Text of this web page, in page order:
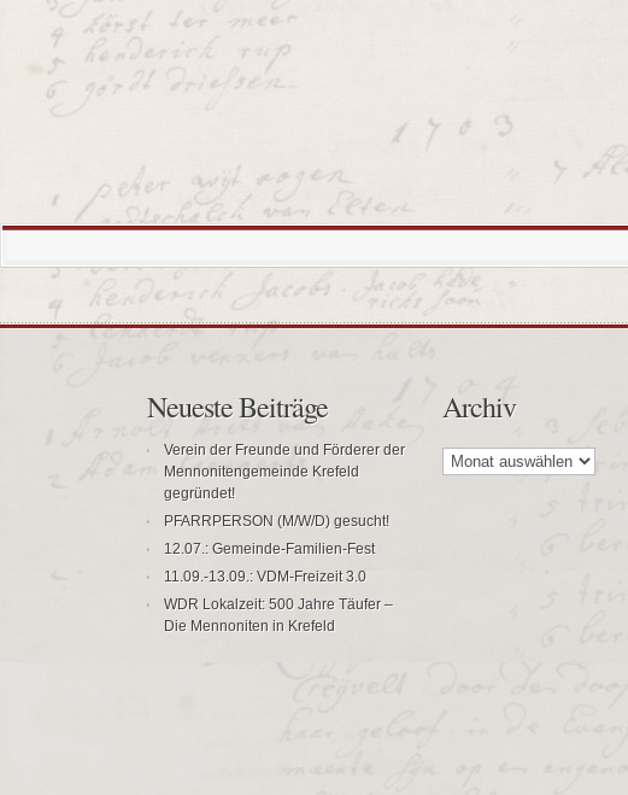
Neueste Beiträge
Verein der Freunde und Förderer der
Mennonitengemeinde Krefeld
gegründet!
PFARRPERSON (M/W/D) gesucht!
12.07.: Gemeinde-Familien-Fest
11.09.-13.09.: VDM-Freizeit 3.0
WDR Lokalzeit: 500 Jahre Täufer –
Die Mennoniten in Krefeld
Archiv
Archiv